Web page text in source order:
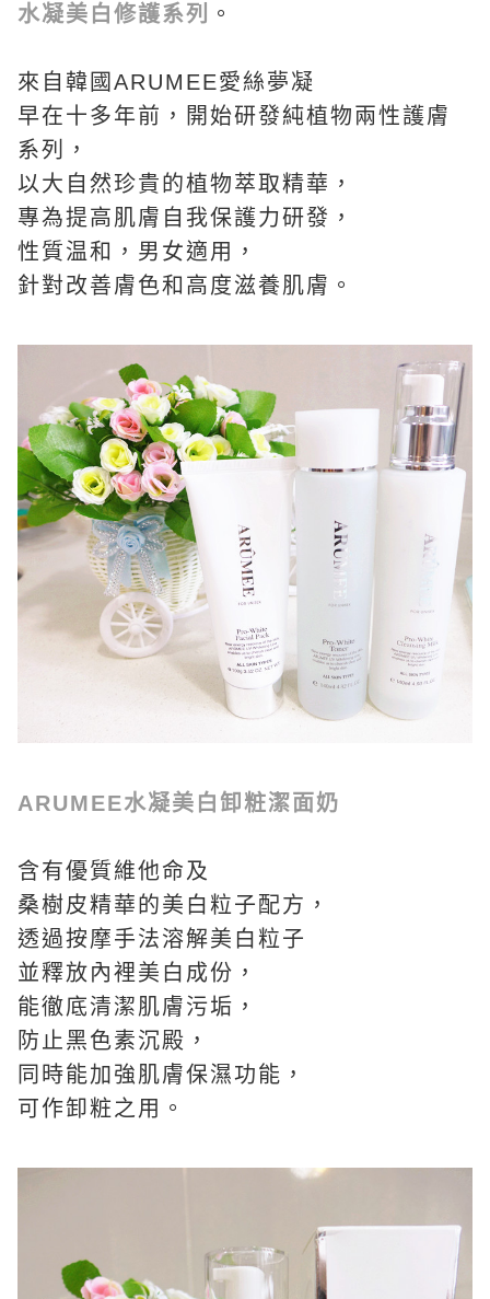
水凝美白修護系列
。
來自韓國ARUMEE愛絲夢凝
早在十多年前，開始研發純植物兩性護膚
系列，
以大自然珍貴的植物萃取精華，
專為提高肌膚自我保護力研發，
性質温和，男女適用，
針對改善膚色和高度滋養肌膚。
ARUMEE水凝美白卸粧潔面奶
含有優質維他命及
桑樹皮精華的美白粒子配方，
透過按摩手法溶解美白粒子
並釋放內裡美白成份，
能徹底清潔肌膚污垢，
防止黑色素沉殿，
同時能加強肌膚保濕功能，
可作卸粧之用。